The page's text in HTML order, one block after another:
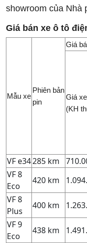
showroom của Nhà
Giá bán xe ô tô
Mẫu xe
Phiên bản
pin
Giá
Giá
(KH
VF e34285 km
VF 8
Eco
420 km
VF 8
Plus
400 km
VF 9
Eco
438 km